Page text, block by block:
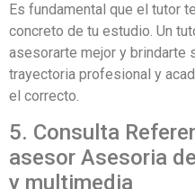
Es fundamental que el tutor
concreto de tu estudio. Un
asesorarte mejor y brindarte
trayectoria profesional y
el correcto.
5. Consulta
asesor Asesoria
y multimedia